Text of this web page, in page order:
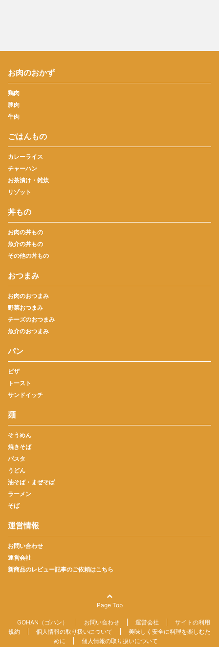
お肉のおかず
鶏肉
豚肉
牛肉
ごはんもの
カレーライス
チャーハン
お茶漬け・雑炊
リゾット
丼もの
お肉の丼もの
魚介の丼もの
その他の丼もの
おつまみ
お肉のおつまみ
野菜おつまみ
チーズのおつまみ
魚介のおつまみ
パン
ピザ
トースト
サンドイッチ
麺
そうめん
焼きそば
パスタ
うどん
油そば・まぜそば
ラーメン
そば
運営情報
お問い合わせ
運営会社
新商品のレビュー記事のご依頼はこちら
Page Top
GOHAN（ゴハン） お問い合わせ 運営会社
サイトの利用
規約
個人情報の取り扱いについて
美味しく安全に料理を楽しむた
めに
個人情報の取り扱いについて